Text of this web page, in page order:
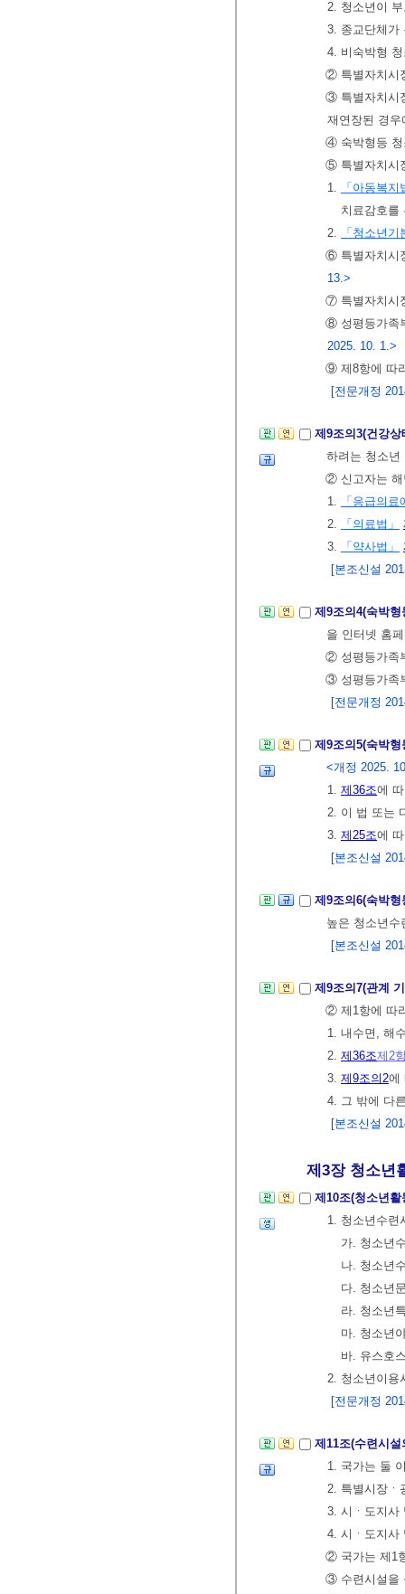
2. 청소년이
3. 종교단체가
4. 비숙박형
② 특별자치시
③ 특별자치시
재연장된 경
④ 숙박형등 청
⑤ 특별자치시
1.
「아동복지
치료감호를
2.
「청소년기
⑥ 특별자치시
13.>
⑦ 특별자치시
⑧ 성평등가족
2025. 10. 1.>
⑨ 제8항에 따
[전문개정
제9조의3(건강
하려는 청소년
② 신고자는 해
1.
「응급의
2.
「의료법」
3.
「약사법」
[본조신설
제9조의4(숙박
을 인터넷 홈
② 성평등가족
③ 성평등가족
[전문개정
제9조의5(숙박
<개정 2025.
1. 제36조에
2. 이 법 또는
3. 제25조에
[본조신설
제9조의6(숙박
높은 청소년
[본조신설
제9조의7(관계
② 제1항에 따
1. 내수면, 해
2. 제36조제2
3. 제9조의2에
4. 그 밖에 다
[본조신설
제3장 청소년
제10조(청소년
1. 청소년수련
가. 청소년
나. 청소년
다. 청소년
라. 청소년
마. 청소년
바. 유스호
2. 청소년이용
[전문개정
제11조(수련시
1. 국가는 둘
2. 특별시장ㆍ
3. 시ㆍ도지사
4. 시ㆍ도지사
② 국가는 제1
③ 수련시설을